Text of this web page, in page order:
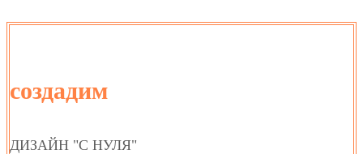
создадим
ДИЗАЙН "С НУЛЯ"